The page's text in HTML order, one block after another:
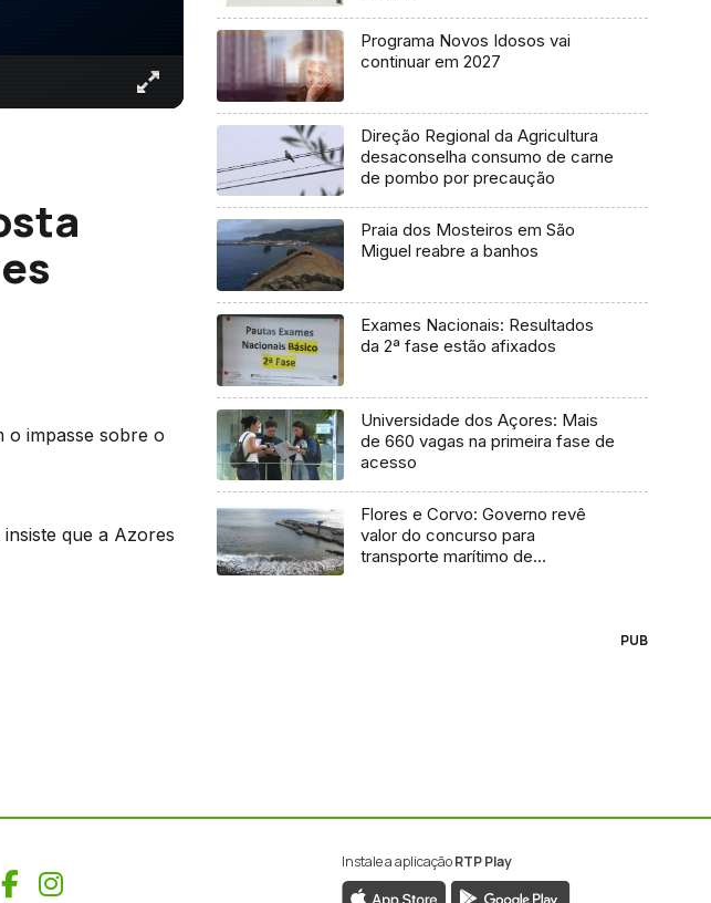
o impasse sobre o
que a Azores
Programa Novos Idosos vai
continuar em 2027
Direção Regional da Agricultura
desaconselha consumo de carne
de pombo por precaução
Praia dos Mosteiros em São
Miguel reabre a banhos
Exames Nacionais: Resultados
da 2ª fase estão afixados
Universidade dos Açores: Mais
de 660 vagas na primeira fase de
acesso
Flores e Corvo: Governo revê
valor do concurso para
transporte marítimo de
PUB
Facebook
Instagram
Instale a aplicaçãoRTP Play